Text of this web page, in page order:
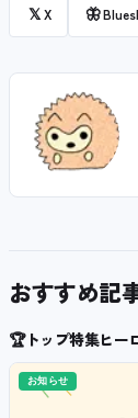
𝕏X 🦋
おすすめ記
🏆トップ特集ヒー
お知らせ